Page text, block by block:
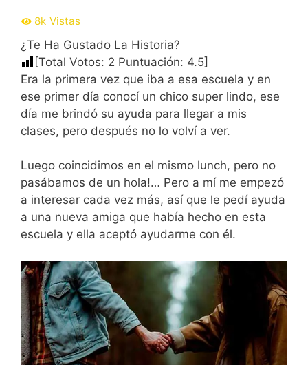
8k Vistas
¿Te Ha Gustado La Historia?
[Total Votos: 2 Puntuación: 4.5]
Era la primera vez que iba a esa escuela y en
ese primer día conocí un chico super lindo, ese
día me brindó su ayuda para llegar a mis
clases, pero después no lo volví a ver.
Luego coincidimos en el mismo lunch, pero no
pasábamos de un hola!… Pero a mí me empezó
a interesar cada vez más, así que le pedí ayuda
a una nueva amiga que había hecho en esta
escuela y ella aceptó ayudarme con él.